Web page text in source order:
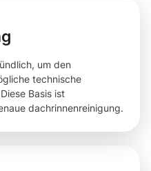
um den
technische
Basis ist
dachrinnenreinigung.